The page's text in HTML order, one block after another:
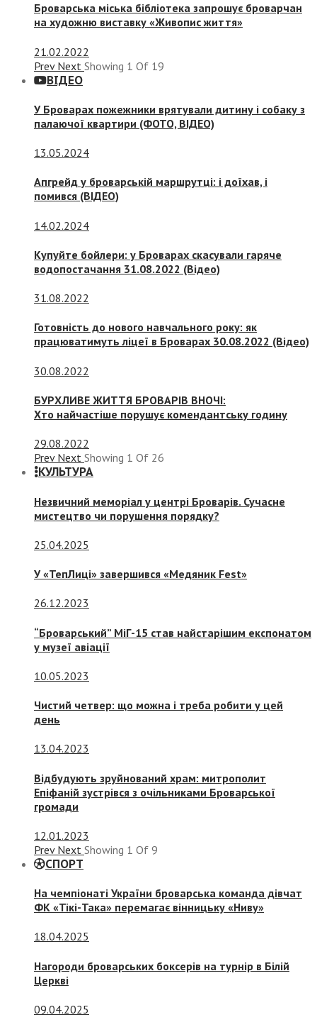
Броварська міська бібліотека запрошує броварчан
на художню виставку «Живопис життя»
21.02.2022
Prev Next Showing 1 Of 19
ВІДЕО
У Броварах пожежники врятували дитину і собаку з
палаючої квартири (ФОТО, ВІДЕО)
13.05.2024
Апгрейд у броварській маршрутці: і доїхав, і
помився (ВІДЕО)
14.02.2024
Купуйте бойлери: у Броварах скасували гаряче
водопостачання 31.08.2022 (Відео)
31.08.2022
Готовність до нового навчального року: як
працюватимуть ліцеї в Броварах 30.08.2022 (Відео)
30.08.2022
БУРХЛИВЕ ЖИТТЯ БРОВАРІВ ВНОЧІ:
Хто найчастіше порушує комендантську годину
29.08.2022
Prev Next Showing 1 Of 26
КУЛЬТУРА
Незвичний меморіал у центрі Броварів. Сучасне
мистецтво чи порушення порядку?
25.04.2025
У «ТепЛиці» завершився «Медяник Fest»
26.12.2023
“Броварський” МіГ-15 став найстарішим експонатом
у музеї авіації
10.05.2023
Чистий четвер: що можна і треба робити у цей
день
13.04.2023
Відбудують зруйнований храм: митрополит
Епіфаній зустрівся з очільниками Броварської
громади
12.01.2023
Prev Next Showing 1 Of 9
СПОРТ
На чемпіонаті України броварська команда дівчат
ФК «Тікі-Така» перемагає вінницьку «Ниву»
18.04.2025
Нагороди броварських боксерів на турнір в Білій
Церкві
09.04.2025